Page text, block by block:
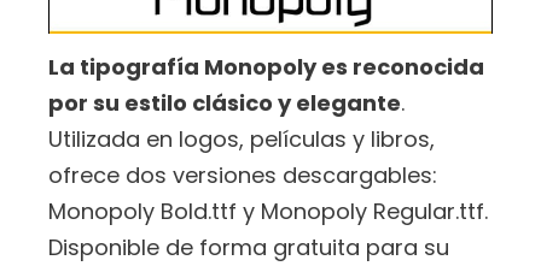
La tipografía Monopoly es reconocida
por su estilo clásico y elegante.
Utilizada en logos, películas y libros,
ofrece dos versiones descargables:
Monopoly Bold.ttf y Monopoly Regular.ttf.
Disponible de forma gratuita para su